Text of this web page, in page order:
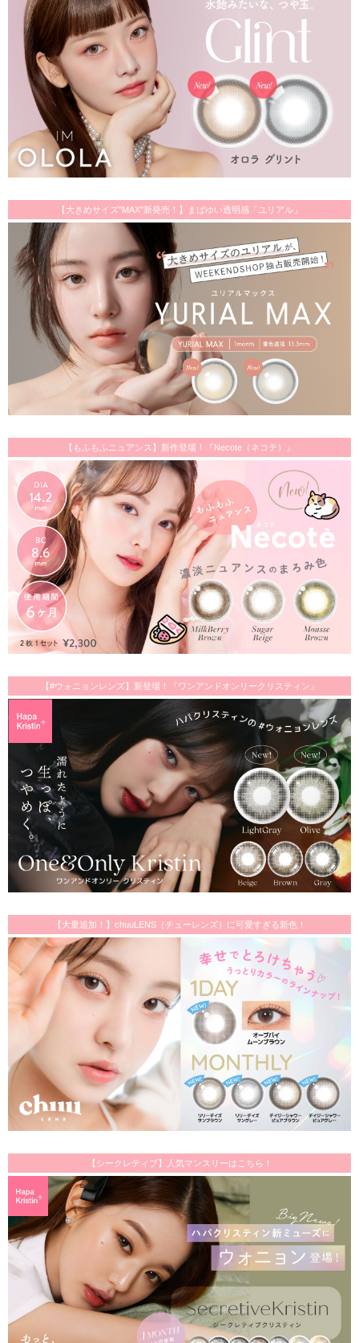
【大きめサイズ"MAX"新発売！】まばゆい透明感「ユリアル」
【もふもふニュアンス】新作登場！『Necote（ネコテ）』
【#ウォニョンレンズ】新登場！『ワンアンドオンリークリスティン』
【大量追加！】chuuLENS（チューレンズ）に可愛すぎる新色！
【シークレティブ】人気マンスリーはこちら！